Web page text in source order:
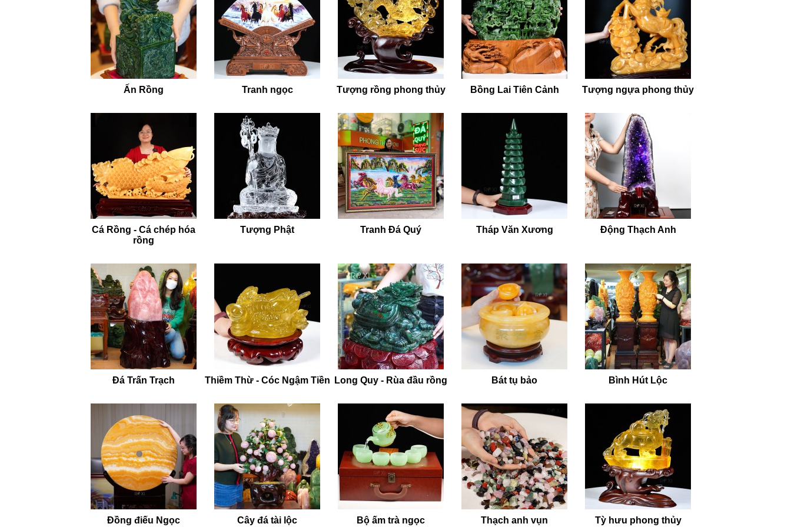
Ấn Rồng Tranh ngọc Tượng rồng phong thủy Bồng Lai Tiên Cảnh Tượng ngựa phong thủy
Cá Rồng - Cá chép hóa
rồng
Tượng Phật Tranh Đá Quý Tháp Văn Xương Động Thạch Anh
Đá Trấn Trạch Thiềm Thừ - Cóc Ngậm Tiền Long Quy - Rùa đầu rồng Bát tụ bảo Bình Hút Lộc
Đồng điếu Ngọc Cây đá tài lộc Bộ ấm trà ngọc Thạch anh vụn Tỳ hưu phong thủy